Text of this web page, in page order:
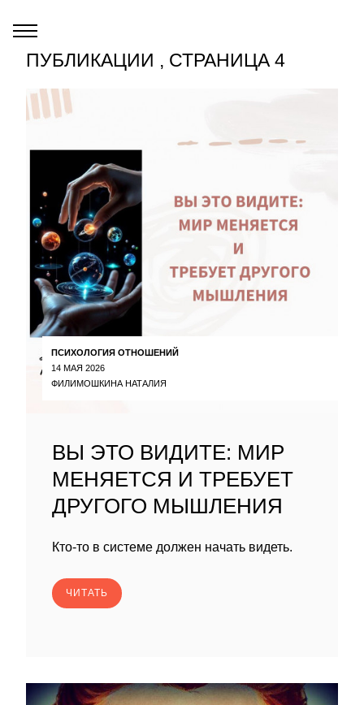
ПУБЛИКАЦИИ , СТРАНИЦА 4
ПСИХОЛОГИЯ ОТНОШЕНИЙ
14 МАЯ 2026
ФИЛИМОШКИНА НАТАЛИЯ
ВЫ ЭТО ВИДИТЕ: МИР
МЕНЯЕТСЯ И ТРЕБУЕТ
ДРУГОГО МЫШЛЕНИЯ
Кто-то в системе должен начать видеть.
ЧИТАТЬ